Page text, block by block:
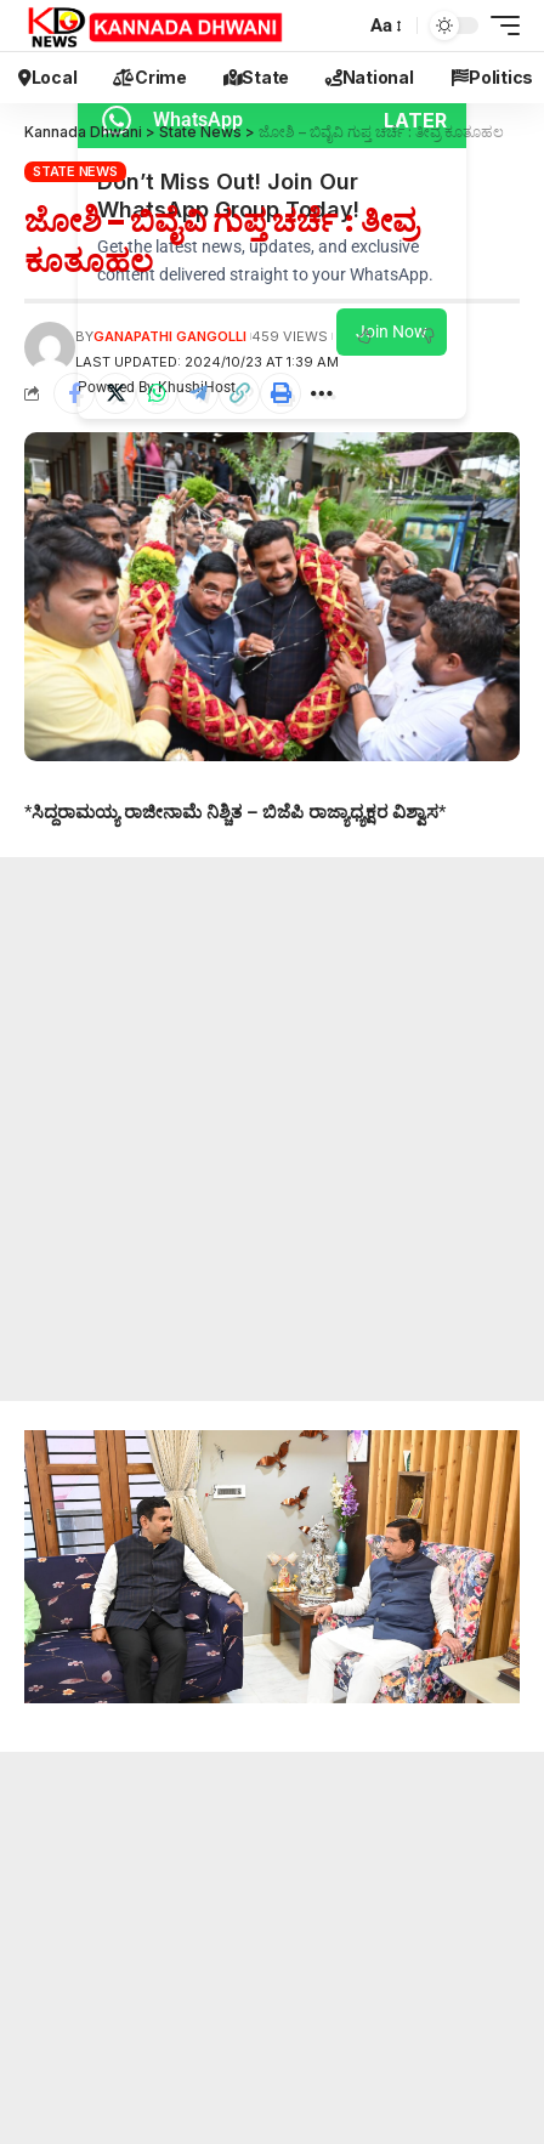
Aa
Local Crime State National Politics
Kannada Dhwani >State News > ಜೋಶಿ – ಬಿವೈವಿ ಗುಪ್ತ ಚರ್ಚೆ : ತೀವ್ರ ಕೂತೂಹಲ
STATE NEWS
ಜೋಶಿ – ಬಿವೈವಿ ಗುಪ್ತ ಚರ್ಚೆ : ತೀವ್ರ
ಕೂತೂಹಲ
LAST UPDATED: 2024/10/23 AT 1:39 AM
BYGANAPATHI GANGOLLI 459 VIEWS
*ಸಿದ್ದರಾಮಯ್ಯ ರಾಜೀನಾಮೆ ನಿಶ್ಚಿತ – ಬಿಜೆಪಿ ರಾಜ್ಯಾಧ್ಯಕ್ಷರ ವಿಶ್ವಾಸ*
WhatsApp LATER
Don’t Miss Out! Join Our
WhatsApp Group Today!
Get the latest news, updates, and exclusive
content delivered straight to your WhatsApp.
Join Now
Powered By KhushiHost